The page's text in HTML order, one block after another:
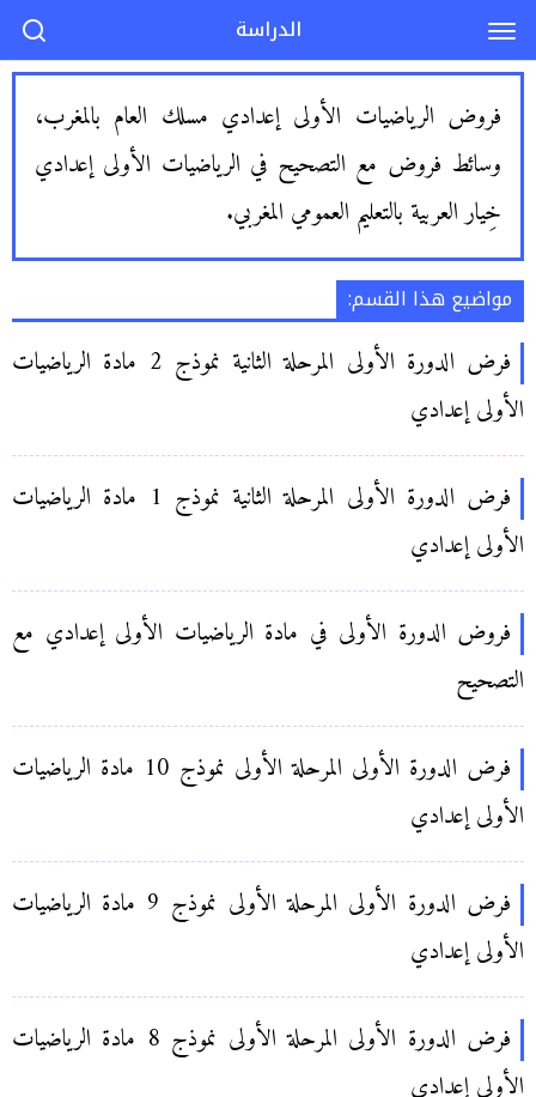
فروض الرياضيات الأولى إعدادي مسلك العام بالمغرب،
وسائط فروض مع التصحيح في الرياضيات الأولى إعدادي
خِيار العربية بالتعليم العمومي المغربي.
مواضيع هذا القسم:
فرض الدورة الأولى المرحلة الثانية نموذج 2 مادة الرياضيات
الأولى إعدادي
فرض الدورة الأولى المرحلة الثانية نموذج 1 مادة الرياضيات
الأولى إعدادي
فروض الدورة الأولى في مادة الرياضيات الأولى إعدادي مع
التصحيح
فرض الدورة الأولى المرحلة الأولى نموذج 10 مادة الرياضيات
الأولى إعدادي
فرض الدورة الأولى المرحلة الأولى نموذج 9 مادة الرياضيات
الأولى إعدادي
فرض الدورة الأولى المرحلة الأولى نموذج 8 مادة الرياضيات
الأولى إعدادي
الدراسة